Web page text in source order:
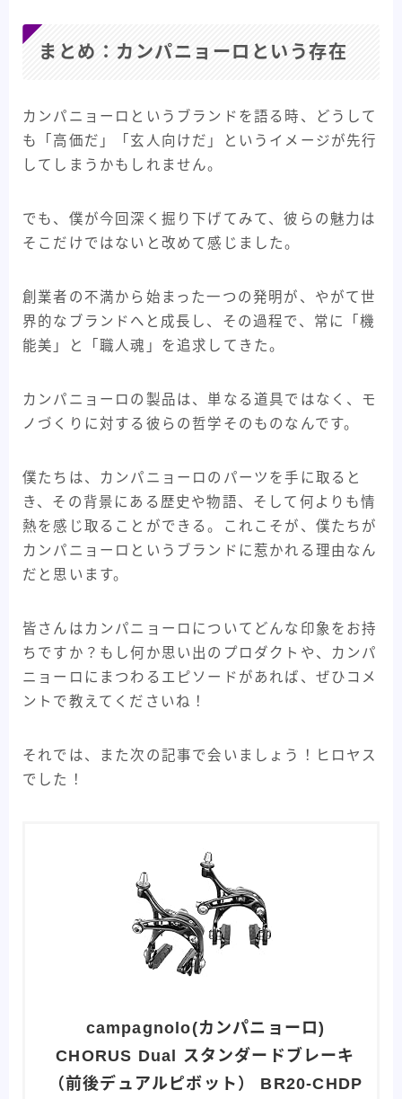
まとめ：カンパニョーロという存在
カンパニョーロというブランドを語る時、どうして
も「高価だ」「玄人向けだ」というイメージが先行
してしまうかもしれません。
でも、僕が今回深く掘り下げてみて、彼らの魅力は
そこだけではないと改めて感じました。
創業者の不満から始まった一つの発明が、やがて世
界的なブランドへと成長し、その過程で、常に「機
能美」と「職人魂」を追求してきた。
カンパニョーロの製品は、単なる道具ではなく、モ
ノづくりに対する彼らの哲学そのものなんです。
僕たちは、カンパニョーロのパーツを手に取ると
き、その背景にある歴史や物語、そして何よりも情
熱を感じ取ることができる。これこそが、僕たちが
カンパニョーロというブランドに惹かれる理由なん
だと思います。
皆さんはカンパニョーロについてどんな印象をお持
ちですか？もし何か思い出のプロダクトや、カンパ
ニョーロにまつわるエピソードがあれば、ぜひコメ
ントで教えてくださいね！
それでは、また次の記事で会いましょう！ヒロヤス
でした！
campagnolo(カンパニョーロ)
CHORUS Dual スタンダードブレーキ
（前後デュアルピボット） BR20-CHDP